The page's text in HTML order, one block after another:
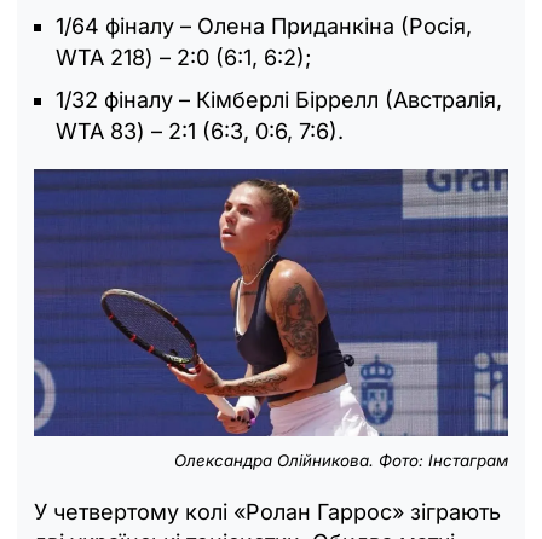
1/64 фіналу – Олена Приданкіна (Росія,
WTA 218) – 2:0 (6:1, 6:2);
1/32 фіналу – Кімберлі Біррелл (Австралія,
WTA 83) – 2:1 (6:3, 0:6, 7:6).
Олександра Олійникова. Фото: Інстаграм
У четвертому колі «Ролан Гаррос» зіграють